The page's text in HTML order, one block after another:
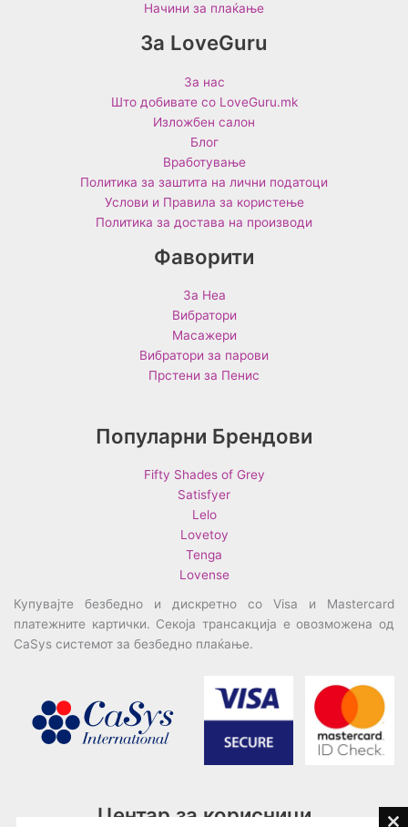
Начини за плаќање
За LoveGuru
За нас
Што добивате со LoveGuru.mk
Изложбен салон
Блог
Вработување
Политика за заштита на лични податоци
Услови и Правила за користење
Политика за достава на производи
Фаворити
За Неа
Вибратори
Масажери
Вибратори за парови
Прстени за Пенис
Популарни Брендови
Fifty Shades of Grey
Satisfyer
Lelo
Lovetoy
Tenga
Lovense
Купувајте безбедно и дискретно со Visa и Mastercard
платежните картички. Секоја трансакција е овозможена од
CaSys системот за безбедно плаќање.
Центар за корисници